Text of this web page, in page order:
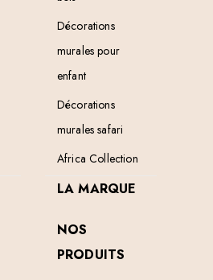
Décorations
murales pour
enfant
Décorations
murales safari
Africa Collection
LA MARQUE
NOS
PRODUITS